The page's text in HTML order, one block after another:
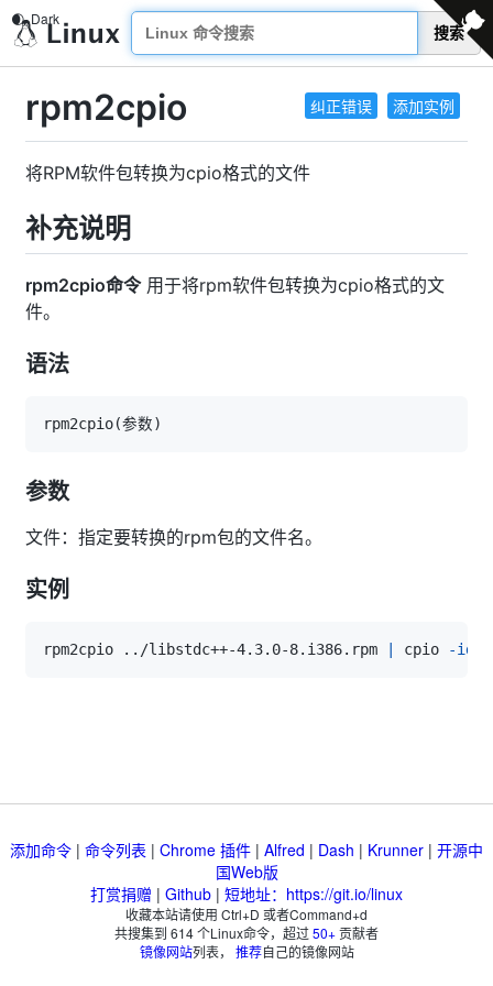
搜索
纠正错误 添加实例
rpm2cpio
将RPM软件包转换为cpio格式的文件
补充说明
rpm2cpio命令用于将rpm软件包转换为cpio格式的文
件。
语法
rpm2cpio(参数)
参数
文件：指定要转换的rpm包的文件名。
实例
rpm2cpio .. /libstdc++-4.3.0-8.i386.rpm cpio -idv
添加命令 | 命令列表 | Chrome 插件 | Alfred | Dash | Krunner | 开源中
国Web版
打赏捐赠 | Github | 短地址：https://git.io/linux
收藏本站请使用 Ctrl+D 或者Command+d
共搜集到 614个Linux命令，超过50+贡献者
镜像网站列表， 推荐自己的镜像网站